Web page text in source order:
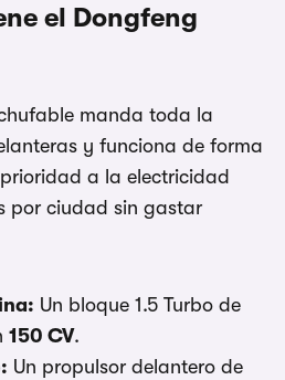
el Dongfeng
manda toda la
y funciona de forma
a la electricidad
por ciudad sin gastar
Un bloque 1.5 Turbo de
150 CV.
Un propulsor delantero de